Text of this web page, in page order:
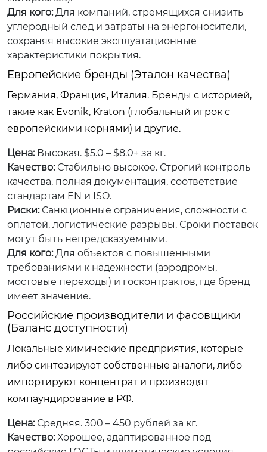
Для кого:Для компаний, стремящихся снизить
углеродный след и затраты на энергоносители,
сохраняя высокие эксплуатационные
характеристики покрытия.
Европейские бренды (Эталон качества)
Германия, Франция, Италия. Бренды с историей,
такие как Evonik, Kraton (глобальный игрок с
европейскими корнями) и другие.
Цена:Высокая. $5.0 – $8.0+ за кг.
Качество:Стабильно высокое. Строгий контроль
качества, полная документация, соответствие
стандартам EN и ISO.
Риски:Санкционные ограничения, сложности с
оплатой, логистические разрывы. Сроки поставок
могут быть непредсказуемыми.
Для кого:Для объектов с повышенными
требованиями к надежности (аэродромы,
мостовые переходы) и госконтрактов, где бренд
имеет значение.
Российские производители и фасовщики
(Баланс доступности)
Локальные химические предприятия, которые
либо синтезируют собственные аналоги, либо
импортируют концентрат и производят
компаундирование в РФ.
Цена:Средняя. 300 – 450 рублей за кг.
Качество:Хорошее, адаптированное под